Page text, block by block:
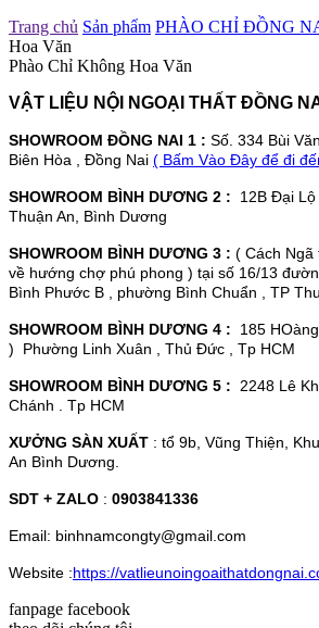
Trang chủ Sản phẩm PHÀO CHỈ ĐỒNG
Hoa Văn
Phào Chỉ Không Hoa Văn
VẬT LIỆU NỘI NGOẠI THẤT ĐỒNG
SHOWROOM ĐỒNG NAI 1 : Số. 334 Bùi
Biên Hòa , Đồng Nai ( Bấm Vào Đây để đi
SHOWROOM BÌNH DƯƠNG 2 :
12B Đại Lộ
Thuận An, Bình Dương
SHOWROOM BÌNH DƯƠNG 3 : ( Cách Ngã
về hướng chợ phú phong ) tại số 16/13
Bình Phước B , phường Bình Chuẩn , TP
SHOWROOM BÌNH DƯƠNG 4 :
185
) Phường Linh Xuân , Thủ Đức , Tp HCM
SHOWROOM BÌNH DƯƠNG 5 :
2248 Lê
Chánh . Tp HCM
XƯỞNG SÀN XUẤT : tổ 9b, Vũng Thiện,
An Bình Dương.
SDT + ZALO : 0903841336
Email: binhnamcongty@gmail.com
Website :https://
fanpage facebook